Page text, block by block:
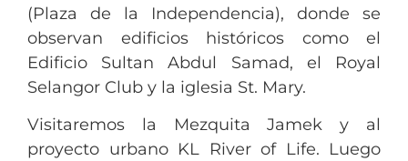
(Plaza de la Independencia), donde se
observan edificios históricos como el
Edificio Sultan Abdul Samad, el Royal
Selangor Club y la iglesia St. Mary.
Visitaremos la Mezquita Jamek y al
proyecto urbano KL River of Life. Luego